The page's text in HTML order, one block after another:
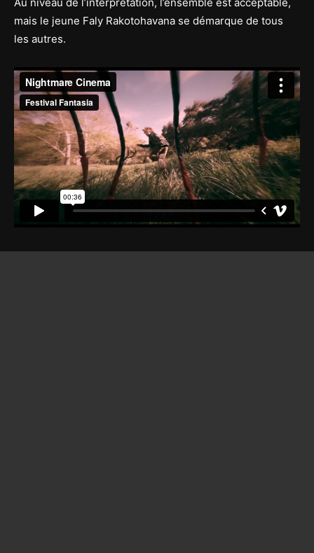
mais le jeune Faly Rakotohavana se démarque de tous
les autres.